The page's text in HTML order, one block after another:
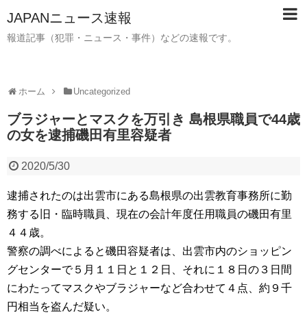
JAPANニュース速報
報道記事（犯罪・ニュース・事件）などの速報です。
ホーム Uncategorized
ブラジャーとマスクを万引き 島根県職員で44歳
の女を逮捕磯田有里容疑者
2020/5/30
逮捕されたのは出雲市にある島根県の出雲教育事務所に勤
務する旧・臨時職員、現在の会計年度任用職員の磯田有里
４４歳。
警察の調べによると磯田容疑者は、出雲市内のショッピン
グセンターで５月１１日と１２日、それに１８日の３日間
にわたってマスクやブラジャーなど合わせて４点、約９千
円相当を盗んだ疑い。